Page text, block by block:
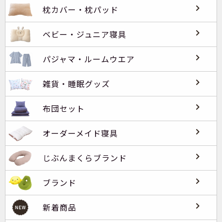
枕カバー・枕パッド
ベビー・ジュニア寝具
パジャマ・ルームウエア
雑貨・睡眠グッズ
布団セット
オーダーメイド寝具
じぶんまくらブランド
ブランド
新着商品